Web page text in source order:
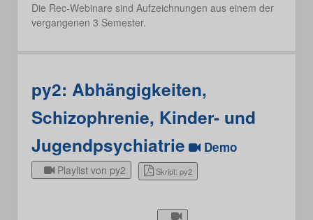
Die Rec-Webinare sind Aufzeichnungen aus einem der
vergangenen 3 Semester.
py2: Abhängigkeiten,
Schizophrenie, Kinder- und
Jugendpsychiatrie
Demo
Playlist von py2 Skript: py2